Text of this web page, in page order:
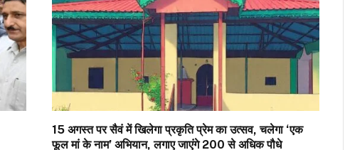
15 अगस्त पर सैवं में खिलेगा प्रकृति प्रेम का उत्सव, चलेगा ‘एक
फूल मां के नाम’ अभियान, लगाए जाएंगे 200 से अधिक पौधे